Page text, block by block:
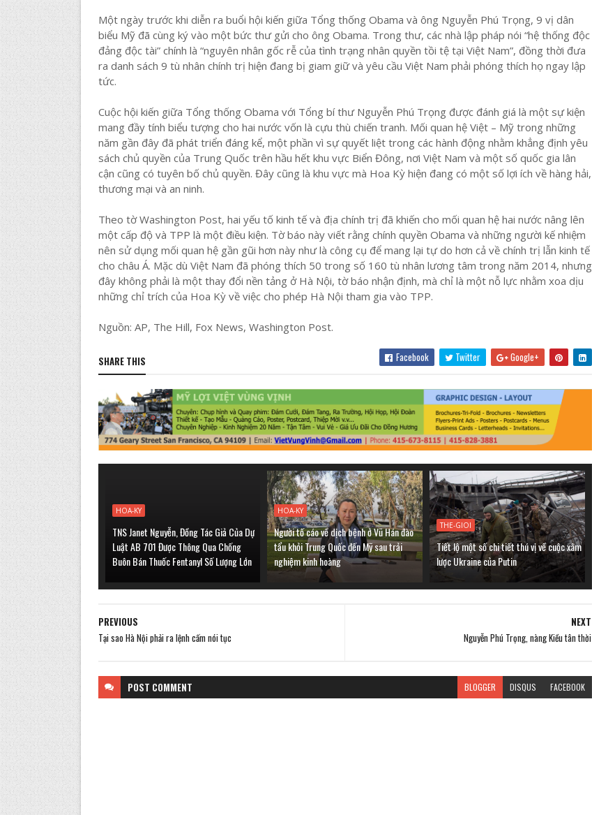
Một ngày trước khi diễn ra buổi hội kiến giữa Tổng thống Obama và ông Nguyễn Phú Trọng, 9 vị dân
biểu Mỹ đã cùng ký vào một bức thư gửi cho ông Obama. Trong thư, các nhà lập pháp nói “hệ thống độc
đảng độc tài” chính là “nguyên nhân gốc rễ của tình trạng nhân quyền tồi tệ tại Việt Nam”, đồng thời đưa
ra danh sách 9 tù nhân chính trị hiện đang bị giam giữ và yêu cầu Việt Nam phải phóng thích họ ngay lập
tức.
Cuộc hội kiến giữa Tổng thống Obama với Tổng bí thư Nguyễn Phú Trọng được đánh giá là một sự kiện
mang đầy tính biểu tượng cho hai nước vốn là cựu thù chiến tranh. Mối quan hệ Việt – Mỹ trong những
năm gần đây đã phát triển đáng kể, một phần vì sự quyết liệt trong các hành động nhằm khẳng định yêu
sách chủ quyền của Trung Quốc trên hầu hết khu vực Biển Đông, nơi Việt Nam và một số quốc gia lân
cận cũng có tuyên bố chủ quyền. Đây cũng là khu vực mà Hoa Kỳ hiện đang có một số lợi ích về hàng hải,
thương mại và an ninh.
Theo tờ Washington Post, hai yếu tố kinh tế và địa chính trị đã khiến cho mối quan hệ hai nước nâng lên
một cấp độ và TPP là một điều kiện. Tờ báo này viết rằng chính quyền Obama và những người kế nhiệm
nên sử dụng mối quan hệ gần gũi hơn này như là công cụ để mang lại tự do hơn cả về chính trị lẫn kinh tế
cho châu Á. Mặc dù Việt Nam đã phóng thích 50 trong số 160 tù nhân lương tâm trong năm 2014, nhưng
đây không phải là một thay đổi nền tảng ở Hà Nội, tờ báo nhận định, mà chỉ là một nỗ lực nhằm xoa dịu
những chỉ trích của Hoa Kỳ về việc cho phép Hà Nội tham gia vào TPP.
Nguồn: AP, The Hill, Fox News, Washington Post.
SHARE THIS Facebook Twitter Google+
HOA-KY
TNS Janet Nguyễn, Đồng Tác Giả Của Dự
Luật AB 701 Được Thông Qua Chống
Buôn Bán Thuốc Fentanyl Số Lượng Lớn
HOA-KY
Người tố cáo về dịch bệnh ở Vũ Hán đào
tẩu khỏi Trung Quốc đến Mỹ sau trải
nghiệm kinh hoàng
THE-GIOI
Tiết lộ một số chi tiết thú vị về cuộc xâm
lược Ukraine của Putin
NEXT
Nguyễn Phú Trọng, nàng Kiều tân thời
PREVIOUS
Tại sao Hà Nội phải ra lệnh cấm nói tục
POST COMMENT BLOGGER DISQUS FACEBOOK